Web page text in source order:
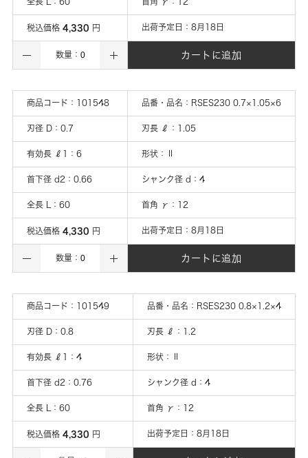
税込価格 4,330 円 出荷予定日： 8月18日
数量： カートに追加
商品コード： 101548 品番・品名： RSES230 0.7×1.05×6
刃径 D ： 0.7 刃長 ℓ ： 1.05
有効長 ℓ1 ： 6 形状 ： Ⅱ
首下径 d2 ： 0.66 シャンク径 d ： 4
全長 L ： 60 首角 γ ： 12
税込価格 4,330 円 出荷予定日： 8月18日
数量： カートに追加
商品コード： 101549 品番・品名： RSES230 0.8×1.2×4
刃径 D ： 0.8 刃長 ℓ ： 1.2
有効長 ℓ1 ： 4 形状 ： Ⅱ
首下径 d2 ： 0.76 シャンク径 d ： 4
全長 L ： 60 首角 γ ： 12
税込価格 4,330 円 出荷予定日： 8月18日